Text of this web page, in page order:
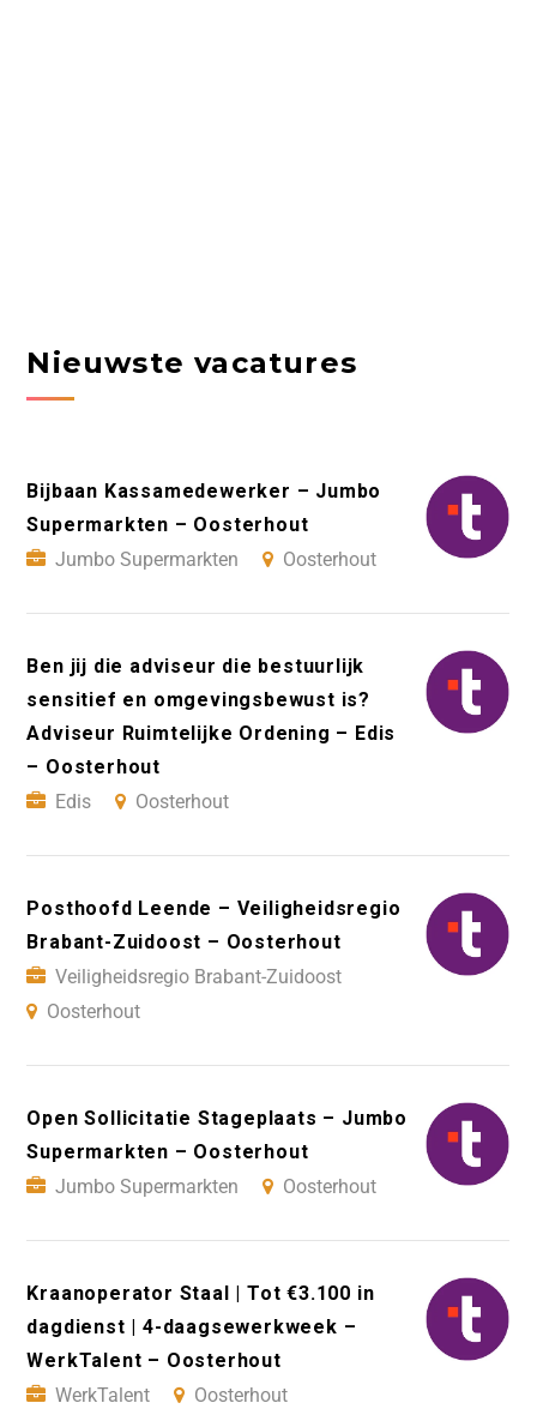
Nieuwste vacatures
Bijbaan Kassamedewerker – Jumbo
Supermarkten – Oosterhout
Jumbo Supermarkten
Oosterhout
Ben jij die adviseur die bestuurlijk
sensitief en omgevingsbewust is?
Adviseur Ruimtelijke Ordening – Edis
– Oosterhout
Edis
Oosterhout
Posthoofd Leende – Veiligheidsregio
Brabant-Zuidoost – Oosterhout
Veiligheidsregio Brabant-Zuidoost
Oosterhout
Open Sollicitatie Stageplaats – Jumbo
Supermarkten – Oosterhout
Jumbo Supermarkten
Oosterhout
Kraanoperator Staal | Tot €3.100 in
dagdienst | 4-daagsewerkweek –
WerkTalent – Oosterhout
WerkTalent
Oosterhout